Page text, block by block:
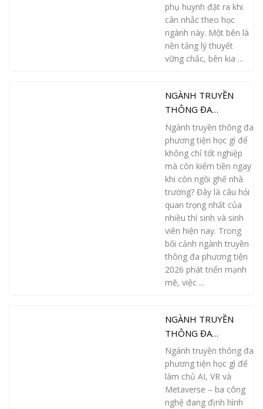
phụ huynh đặt ra khi
cân nhắc theo học
ngành này. Một bên là
nền tảng lý thuyết
vững chắc, bên kia ...
NGÀNH TRUYỀN
THÔNG ĐA
PHƯƠNG TIỆN HỌC
GÌ? TOP 10 KỸ NĂNG
“VÀNG” GIÚP BẠN
KIẾM TIỀN NGAY KHI
CÒN NGỒI GHẾ NHÀ
TRƯỜNG
Ngành truyền thông đa
phương tiện học gì để
không chỉ tốt nghiệp
mà còn kiếm tiền ngay
khi còn ngồi ghế nhà
trường? Đây là câu hỏi
quan trọng nhất của
nhiều thí sinh và sinh
viên hiện nay. Trong
bối cảnh ngành truyền
thông đa phương tiện
2026 phát triển mạnh
mẽ, việc ...
NGÀNH TRUYỀN
THÔNG ĐA
PHƯƠNG TIỆN HỌC
GÌ ĐỂ LÀM CHỦ AI,
VR VÀ METAVERSE?
Ngành truyền thông đa
phương tiện học gì để
làm chủ AI, VR và
Metaverse – ba công
nghệ đang định hình